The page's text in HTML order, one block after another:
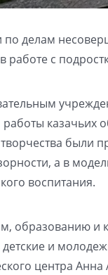
делам
с
казачьих
были
а в
воспитания.
образованию и
и
центра